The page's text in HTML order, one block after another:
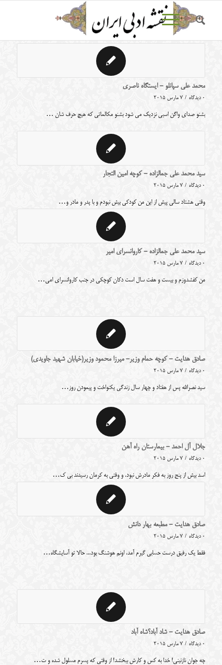
محمد علی سپانلو - ایستگاه ناصری
0 دیدگاه / 7 مارس 2015
بشنو صدای واگن اسبی نزدیک می شود بشنو مکالماتی که هیچ حرف شان …
سید محمد علی جمالزاده - کوچه امین التجار
0 دیدگاه / 7 مارس 2015
وقتی هشتاد سالی پیش از این من کودکی بیش نبودم و با پدر و مادر و…
سید محمد علی جمالزاده - کاروانسرای امیر
0 دیدگاه / 7 مارس 2015
من کفشدوزم و بیست و هفت سال است دکان کوچکی در جنب کاروانسرای امی…
صادق هدایت - کوچه حمام وزیر- میرزا محمود وزیر(خیابان شهید جاویدی)
0 دیدگاه / 7 مارس 2015
سید نصرالله پس از هفتاد و چهار سال زندگی یکنواخت و پیمودن روز…
جلال آل احمد - بیمارستان راه آهن
0 دیدگاه / 7 مارس 2015
اسد بیش از پنج روز به فکر مادرش نبود. و وقتی به کرمان رسیدند بی ک…
صادق هدایت - مطبعه بهار دانش
0 دیدگاه / 7 مارس 2015
فقط یک رفیق درست حسابی گیرم آمد، اونم هوشنگ بود... حالا تو آسایشگاه…
صادق هدایت - شاد آباد؟شاه آباد
0 دیدگاه / 7 مارس 2015
چه جوان نازنینی! خدا به کس و کارش ببخشد! از وقتی که پسرم مسلول شده و ت…